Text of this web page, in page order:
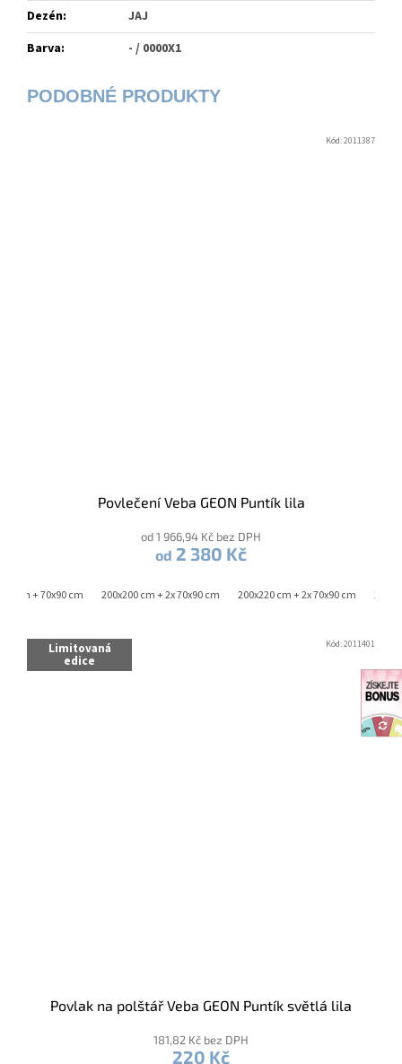
Dezén:
JAJ
Barva: - / 0000X1
Povlečení Veba GEON Puntík lila
od 1 966,94 Kč bez DPH
od 2 380 Kč
cm + 70x90 cm 200x200 cm + 2x 70x90 cm 200x220 cm + 2x 70x90 cm
Kód:2011387
Limitovaná
edice
Povlak na polštář Veba GEON Puntík světlá lila
181,82 Kč bez DPH
220 Kč
Kód:2011401